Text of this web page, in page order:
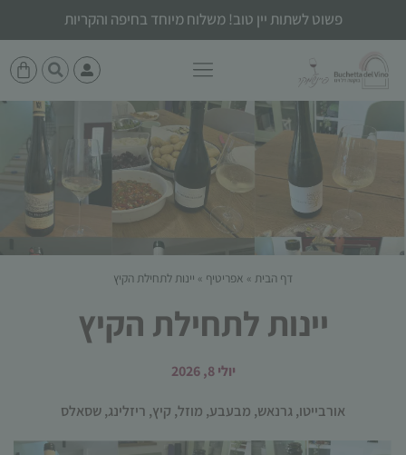
פשוט לשתות יין טוב! משלוח מיוחד בחיפה והקריות
דף הבית » אפריטיף » יינות לתחילת הקיץ
יינות לתחילת הקיץ
יולי 8, 2026
אורבייטו,גרנאש, מבעבע, מוזל, קיץ, ריזלינג,שסאלס